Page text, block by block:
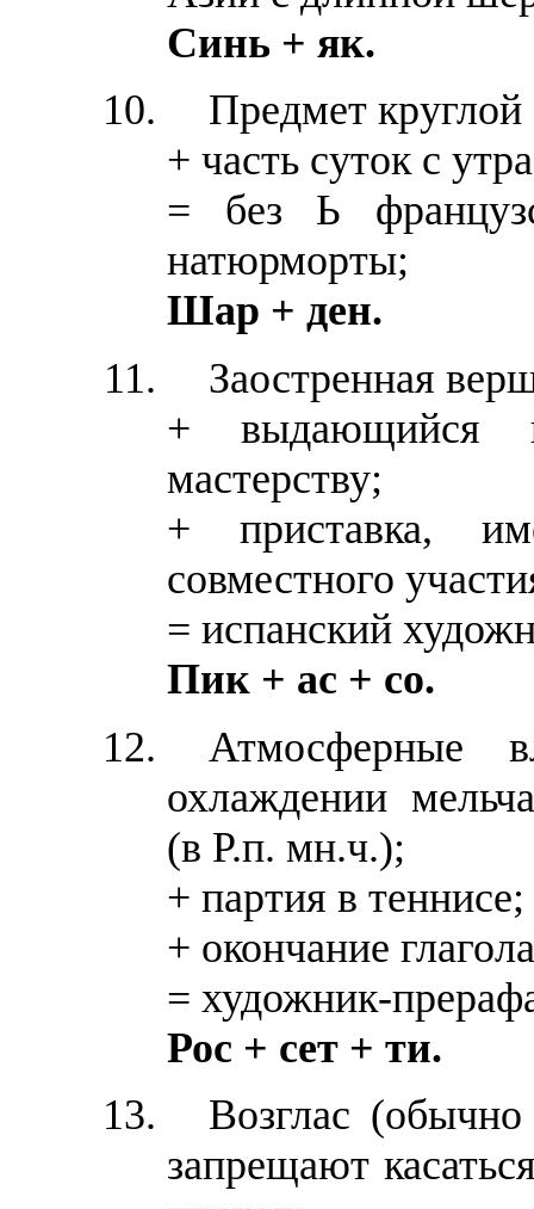
Синь + як.
Предмет
+ часть суток с
= без Ь
натюрморты;
Шар + ден.
Заостренная
+ выдающийся
мастерству;
+ приставка,
совместного
= испанский
Пик + ас + со.
Атмосферные
охлаждении
(в Р.п. мн.ч.);
+ партия в теннисе;
+ окончание
= художник-
Рос + сет + ти.
Возглас
запрещают